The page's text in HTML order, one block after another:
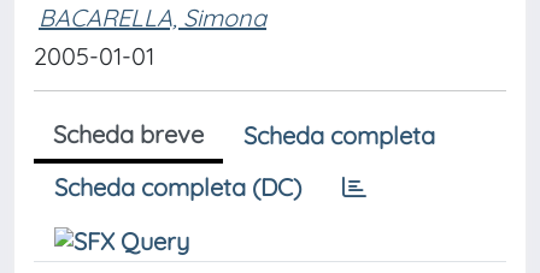
BACARELLA, Simona
2005-01-01
Scheda breve
Scheda completa
Scheda completa (DC)